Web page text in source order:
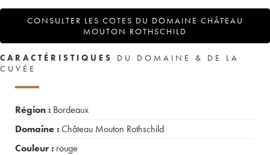
CONSULTER LES COTES DU DOMAINE CHÂTEAU
MOUTON ROTHSCHILD
CARACTÉRISTIQUES
DU DOMAINE & DE LA
CUVÉE
Région : Bordeaux
Domaine :Château Mouton Rothschild
Couleur : rouge